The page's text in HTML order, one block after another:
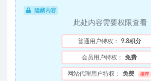
隐藏内容
此处内容需要权限查看
普通用户特权： 9.8积分
会员用户特权： 免费
网站代理用户特权： 免费 推荐